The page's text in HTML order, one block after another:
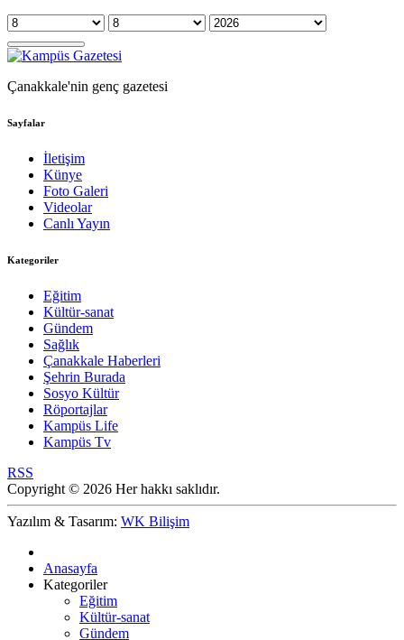
Çanakkale'nin genç gazetesi
Sayfalar
İletişim
Künye
Foto Galeri
Videolar
Canlı Yayın
Kategoriler
Eğitim
Kültür-sanat
Gündem
Sağlık
Çanakkale Haberleri
Şehrin Burada
Sosyo Kültür
Röportajlar
Kampüs Life
Kampüs Tv
RSS
Copyright © 2026 Her hakkı saklıdır.
Yazılım & Tasarım: WK Bilişim
Anasayfa
Kategoriler
Eğitim
Kültür-sanat
Gündem